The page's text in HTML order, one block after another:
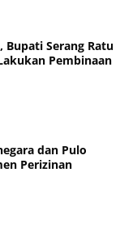
Bupati Serang Ratu
Pembinaan
dan Pulo
Perizinan